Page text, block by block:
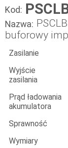
Kod:
Nazwa:
buforowy
Zasilanie
Wyjście
zasilania
Prąd ładowania
akumulatora
Sprawność
Wymiary